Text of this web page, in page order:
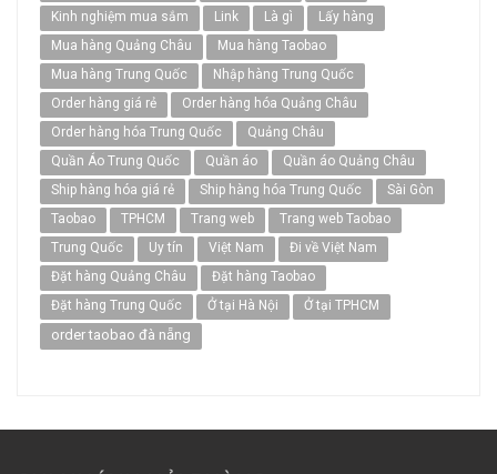
Kinh nghiệm mua sắm
Link Là gì
Lấy hàng
Mua hàng Quảng Châu
Mua hàng Taobao
Mua hàng Trung Quốc
Nhập hàng Trung Quốc
Order hàng giá rẻ
Order hàng hóa Quảng Châu
Order hàng hóa Trung Quốc
Quảng Châu
Quần Áo Trung Quốc
Quần áo
Quần áo Quảng Châu
Ship hàng hóa giá rẻ
Ship hàng hóa Trung Quốc
Sài Gòn
Taobao
TPHCM Trang web
Trang web Taobao
Trung Quốc
Uy tín Việt Nam
Đi về Việt Nam
Đặt hàng Quảng Châu
Đặt hàng Taobao
Đặt hàng Trung Quốc
Ở tại Hà Nội Ở tại TPHCM
order taobao đà nẵng